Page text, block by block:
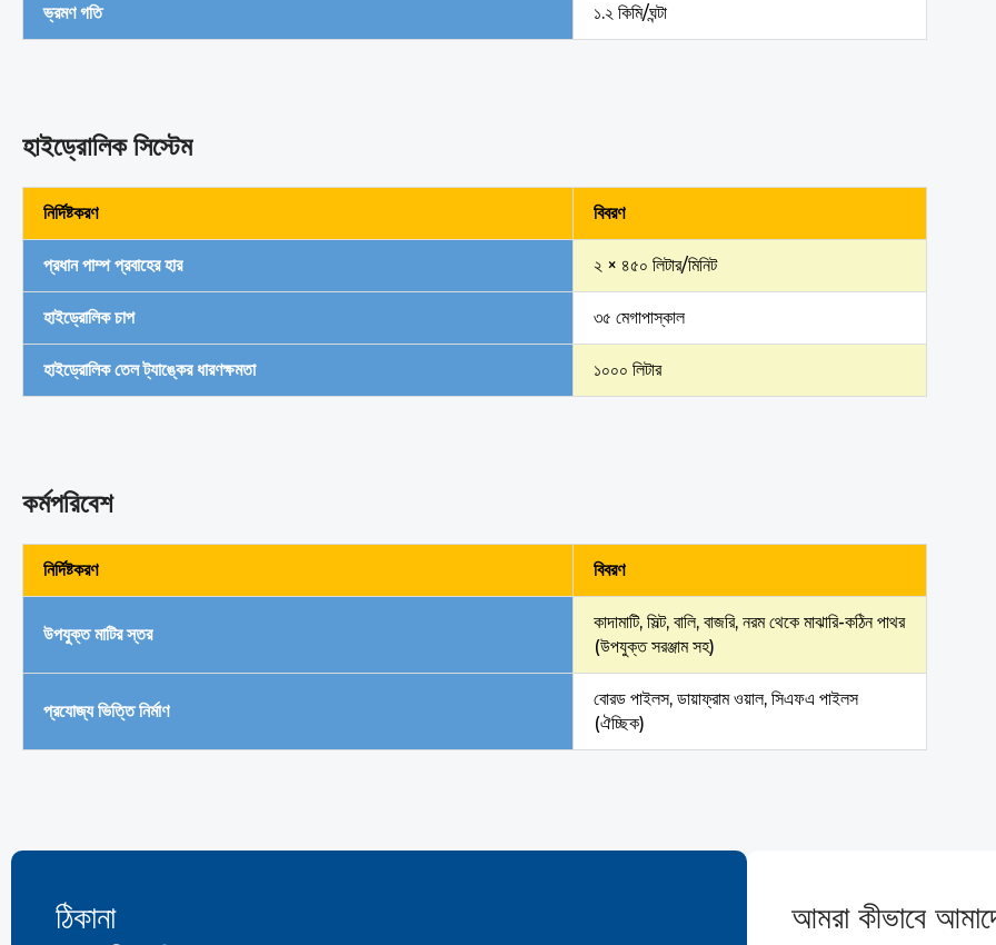
ভ্রমণ গতি ১.২ কিমি/ঘন্টা
হাইড্রোলিক সিস্টেম
নির্দিষ্টকরণ বিবরণ
প্রধান পাম্প প্রবাহের হার ২ × ৪৫০ লিটার/মিনিট
হাইড্রোলিক চাপ ৩৫ মেগাপাস্কাল
হাইড্রোলিক তেল ট্যাঙ্কের ধারণক্ষমতা ১০০০ লিটার
কর্মপরিবেশ
নির্দিষ্টকরণ বিবরণ
উপযুক্ত মাটির স্তর
কাদামাটি, সিল্ট, বালি, বাজরি, নরম থেকে মাঝারি-কঠিন পাথর
(উপযুক্ত সরঞ্জাম সহ)
প্রযোজ্য ভিত্তি নির্মাণ
বোরড পাইলস, ডায়াফ্রাম ওয়াল, সিএফএ পাইলস
(ঐচ্ছিক)
ঠিকানা আমরা কীভাবে